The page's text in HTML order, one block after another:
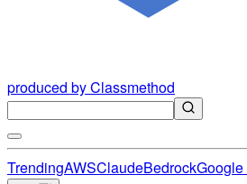
produced by Classmethod
TrendingAWSClaudeBedrock